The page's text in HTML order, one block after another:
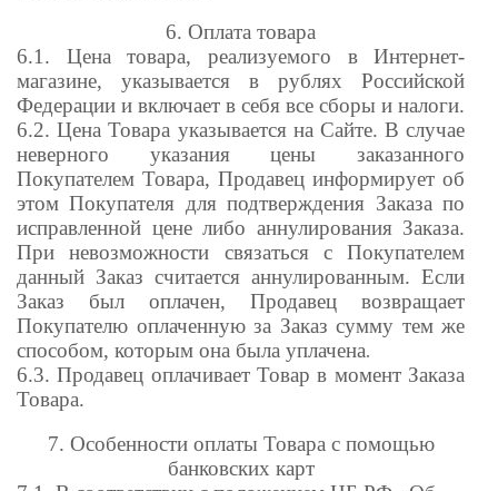
6. Оплата товара
6.1. Цена товара, реализуемого в Интернет-
магазине, указывается в рублях Российской
Федерации и включает в себя все сборы и налоги.
6.2. Цена Товара указывается на Сайте. В случае
неверного указания цены заказанного
Покупателем Товара, Продавец информирует об
этом Покупателя для подтверждения Заказа по
исправленной цене либо аннулирования Заказа.
При невозможности связаться с Покупателем
данный Заказ считается аннулированным. Если
Заказ был оплачен, Продавец возвращает
Покупателю оплаченную за Заказ сумму тем же
способом, которым она была уплачена.
6.3. Продавец оплачивает Товар в момент Заказа
Товара.
7. Особенности оплаты Товара с помощью
банковских карт